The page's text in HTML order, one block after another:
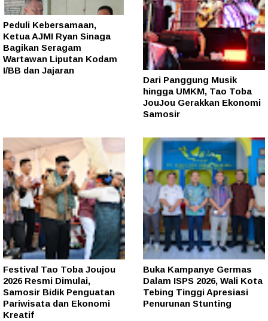
Peduli Kebersamaan,
Ketua AJMI Ryan Sinaga
Bagikan Seragam
Wartawan Liputan Kodam
I/BB dan Jajaran
Dari Panggung Musik
hingga UMKM, Tao Toba
JouJou Gerakkan Ekonomi
Samosir
Festival Tao Toba Joujou
2026 Resmi Dimulai,
Samosir Bidik Penguatan
Pariwisata dan Ekonomi
Kreatif
Buka Kampanye Germas
Dalam ISPS 2026, Wali Kota
Tebing Tinggi Apresiasi
Penurunan Stunting